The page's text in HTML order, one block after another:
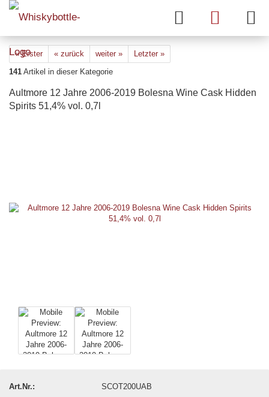
« Erster « zurück weiter »
Letzter »
141 Artikel in dieser Kategorie
Aultmore 12 Jahre 2006-2019 Bolesna Wine Cask Hidden
Spirits 51,4% vol. 0,7l
Art.Nr.:
SCOT200UAB